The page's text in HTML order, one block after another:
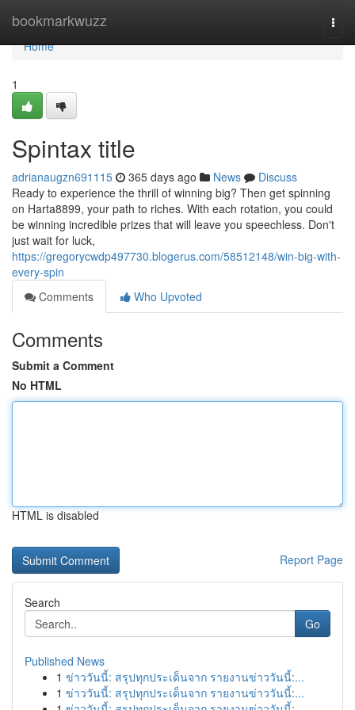
bookmarkwuzz
Home
Home
1
Spintax title
adrianaugzn691115 365 days ago News
Discuss
Ready to experience the thrill of winning big? Then get spinning
on Harta8899, your path to riches. With each rotation, you could
be winning incredible prizes that will leave you speechless. Don't
just wait for luck,
https://gregorycwdp497730.blogerus.com/58512148/win-big-with-
every-spin
Comments
Who Upvoted
Comments
Submit a Comment
No HTML
HTML is disabled
Report Page
Search
Go
Published News
1 ข่าววันนี้: สรุปทุกประเด็นจาก รายงานข่าววันนี้:...
1 ข่าววันนี้: สรุปทุกประเด็นจาก รายงานข่าววันนี้:...